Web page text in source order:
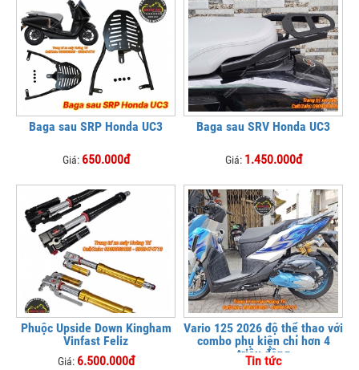
Baga sau SRP Honda UC3
Giá: 650.000đ
Baga sau SRV Honda UC3
Giá: 1.450.000đ
Phuộc Upside Down Kingham
Vinfast Feliz
Giá: 6.500.000đ
Vario 125 2026 độ thể thao với
combo phụ kiện chỉ hơn 4
triệu đồng
Tin tức